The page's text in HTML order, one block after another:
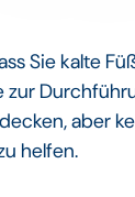
Sie kalte
zur
aber
helfen.